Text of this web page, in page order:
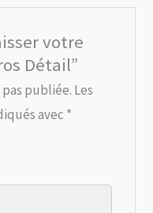
votre
Détail”
publiée. Les
avec *